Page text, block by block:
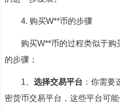
4. 购买W**币的步骤
购买W**币的过程类似于
的步骤：
1、 选择交易平台 ：你需要
密货币交易平台，这些平台可